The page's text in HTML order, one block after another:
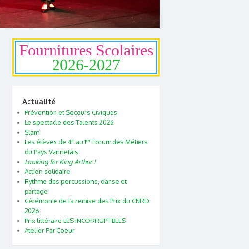
Fournitures Scolaires
2026-2027
Actualité
Prévention et Secours Civiques
Le spectacle des Talents 2026
Slam
Les élèves de 4e au 1er Forum des Métiers
du Pays Vannetais
Looking for King Arthur !
Action solidaire
Rythme des percussions, danse et
partage
Cérémonie de la remise des Prix du CNRD
2026
Prix littéraire LES INCORRUPTIBLES
Atelier Par Coeur